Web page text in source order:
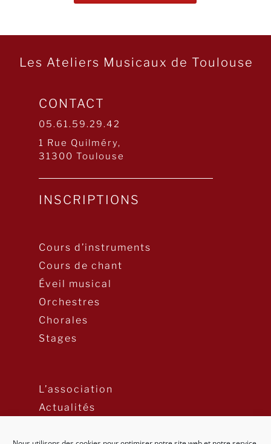
Les Ateliers Musicaux de Toulouse
CONTACT
05.61.59.29.42
1 Rue Quilméry,
31300 Toulouse
INSCRIPTIONS
Cours d’instruments
Cours de chant
Éveil musical
Orchestres
Chorales
Stages
L’association
Actualités